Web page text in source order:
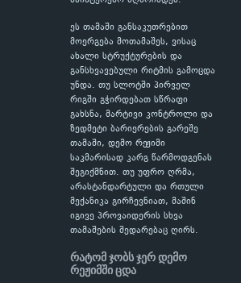
ეს თამაში განსაკუთრებით
მოერგება მოთამაშეს, ვისაც
ახალი სტრუქტურების და
განსხვავებული რიტმის გამოცდა
უნდა. თუ სლოტში პირველ
რიგში გჭირდებათ სწრაფი
გახსნა, მარტივი კონტროლი და
ზედმეტი ბარიერების გარეშე
თამაში, დემო რეჟიმი
საკმარისად კარგ წარმოდგენას
შეგიქმნით. თუ უფრო ღრმა,
არასტანდარტული და რთული
მექანიკა გირჩევნიათ, მაშინ
იგივე პროვაიდერის სხვა
თამაშების შედარებაც ღირს.
რატომ ჯობს ჯერ დემო
რეჟიმში ცდა